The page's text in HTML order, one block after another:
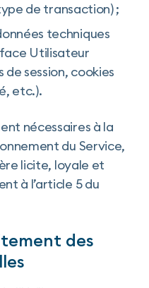
de transaction) ;
techniques
Utilisateur
session, cookies
etc.).
nécessaires à la
du Service,
licite, loyale et
à l’article 5 du
des